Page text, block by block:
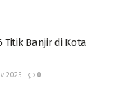
Titik Banjir di Kota
2025 0